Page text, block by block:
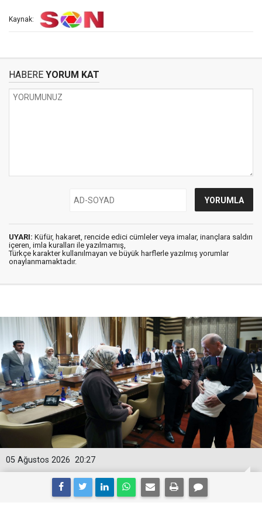
Kaynak:
HABERE YORUM KAT
UYARI: Küfür, hakaret, rencide edici cümleler veya imalar, inançlara saldırı
içeren, imla kuralları ile yazılmamış,
Türkçe karakter kullanılmayan ve büyük harflerle yazılmış yorumlar
onaylanmamaktadır.
20:27
05 Ağustos 2026